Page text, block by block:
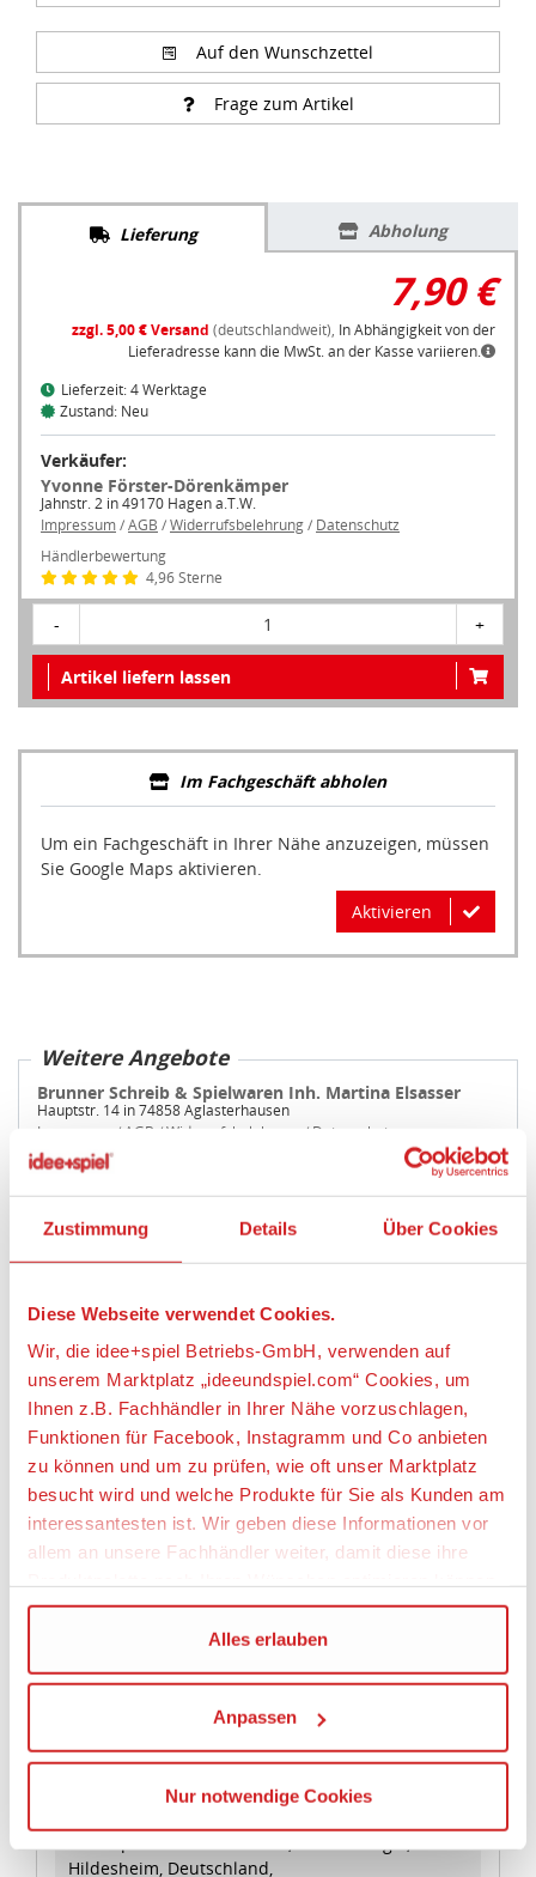
Zustimmung Details Über Cookies
Diese Webseite verwendet Cookies.
Wir, die idee+spiel Betriebs-GmbH, verwenden auf
unserem Marktplatz „ideeundspiel.com“ Cookies, um
Ihnen z.B. Fachhändler in Ihrer Nähe vorzuschlagen,
Funktionen für Facebook, Instagramm und Co anbieten
zu können und um zu prüfen, wie oft unser Marktplatz
besucht wird und welche Produkte für Sie als Kunden am
interessantesten ist. Wir geben diese Informationen vor
allem an unsere Fachhändler weiter, damit diese ihre
Wir verwenden den Google Tag Manager um weitere
Dienste einzubinden.
Wenn Sie auf „Alles erlauben“, klicken, werden ein Teil
Ihrer personenbezogener Daten in die USA übertragen.
Die USA ist ein Drittland, dass nicht von einem
Kommission erfasst wird, und daher kein angemessenes
Alles erlauben
Anpassen
Nur notwendige Cookies
Auf den Wunschzettel
Frage zum Artikel
Lieferung Abholung
7,90 €
zzgl. 5,00 € Versand (deutschlandweit), In Abhängigkeit von der
Lieferadresse kann die MwSt. an der Kasse variieren.
Lieferzeit: 4 Werktage
Zustand: Neu
Verkäufer:
Yvonne Förster-Dörenkämper
Jahnstr. 2 in 49170 Hagen a.T.W.
Impressum/AGB /Widerrufsbelehrung/ Datenschutz
Händlerbewertung
4,96 Sterne
- 1 +
Artikel liefern lassen
Im Fachgeschäft abholen
Um ein Fachgeschäft in Ihrer Nähe anzuzeigen, müssen
Sie Google Maps aktivieren.
Aktivieren
Weitere Angebote
Brunner Schreib & Spielwaren Inh. Martina Elsasser
Hauptstr. 14 in 74858 Aglasterhausen
Impressum
/ AGB /Widerrufsbelehrung /Datenschutz
Händlerbewertung
8,99 €
Artikeldetails
idee+spiel 737-21186 VIVA SPoRT Torwart-
Handschuhe für Kinder - grün Gr. 6
Artikelbeschreibung:
Aus Nylon und PVC
Mit elastischem Bündchen
Für Kinder und Jugendliche
Angaben zur Produktsicherheit:
Hildesheim, Deutschland,